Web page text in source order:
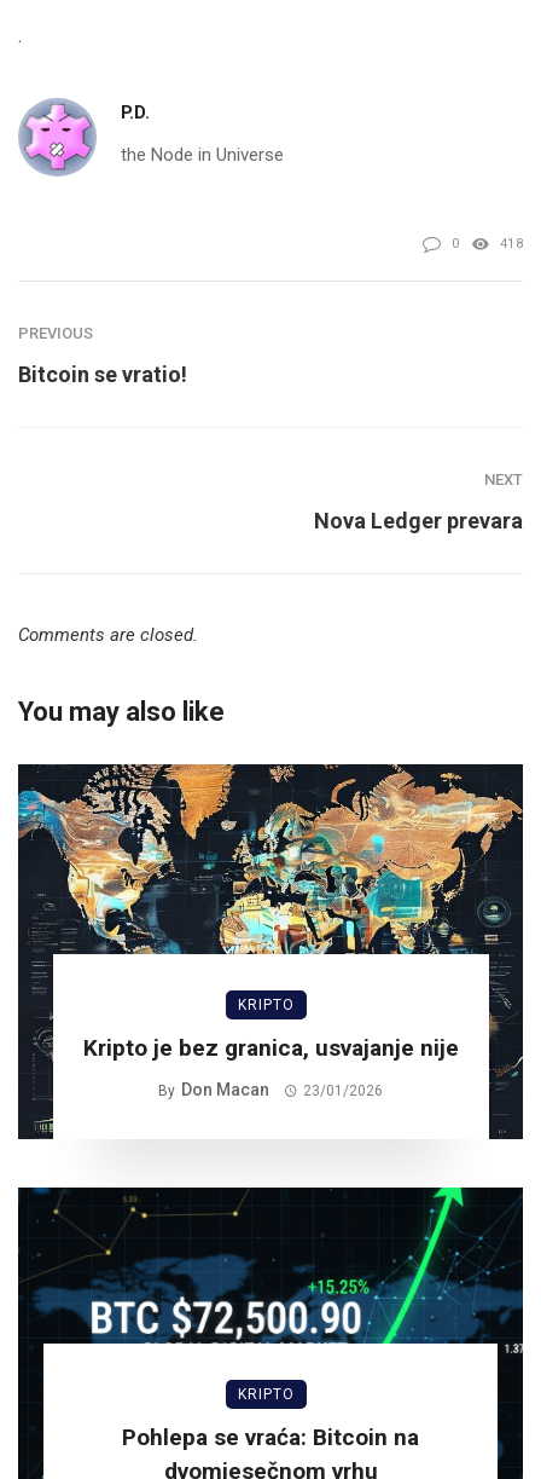
.
P.D.
the Node in Universe
0 418
PREVIOUS
Bitcoin se vratio!
NEXT
Nova Ledger prevara
Comments are closed.
You may also like
KRIPTO
Kripto je bez granica, usvajanje nije
By Don Macan 23/01/2026
KRIPTO
Pohlepa se vraća: Bitcoin na
dvomjesečnom vrhu